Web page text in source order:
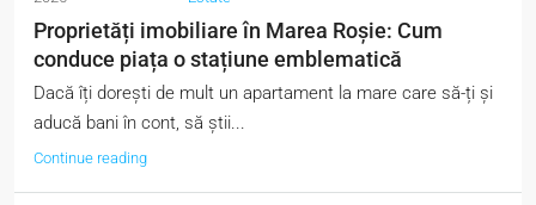
Proprietăți imobiliare în Marea Roșie: Cum
conduce piața o stațiune emblematică
Dacă îți dorești de mult un apartament la mare care să-ți și
aducă bani în cont, să știi...
Continue reading